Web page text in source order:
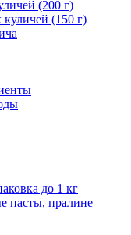
(200 г)
(150 г)
до 1 кг
пасты, пралине